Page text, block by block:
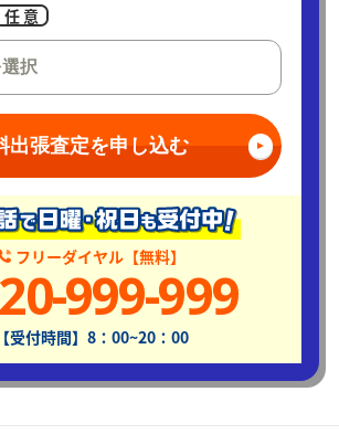
任 意
出張査定を申し込む
フリーダイヤル【無料】
999-999
【受付時間】8：00~20：00